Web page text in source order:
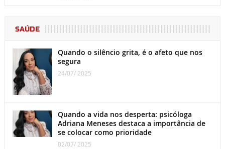
SAÚDE
Quando o silêncio grita, é o afeto que nos
segura
24/07/ 2025
Quando a vida nos desperta: psicóloga
Adriana Meneses destaca a importância de
se colocar como prioridade
02/07/ 2025